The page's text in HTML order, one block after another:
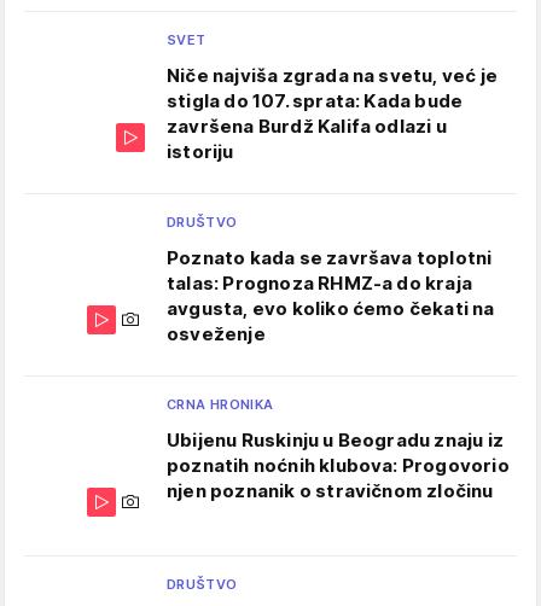
SVET
Niče najviša zgrada na svetu, već je
stigla do 107. sprata: Kada bude
završena Burdž Kalifa odlazi u
istoriju
DRUŠTVO
Poznato kada se završava toplotni
talas: Prognoza RHMZ-a do kraja
avgusta, evo koliko ćemo čekati na
osveženje
CRNA HRONIKA
Ubijenu Ruskinju u Beogradu znaju iz
poznatih noćnih klubova: Progovorio
njen poznanik o stravičnom zločinu
DRUŠTVO